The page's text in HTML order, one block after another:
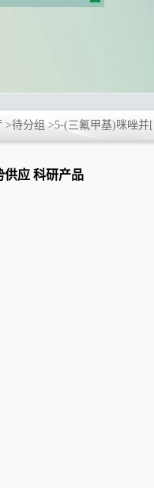
>待分组 >5-(三氟甲基)咪唑并
供应 科研产品